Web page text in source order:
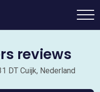
reviews
DT Cuijk, Nederland